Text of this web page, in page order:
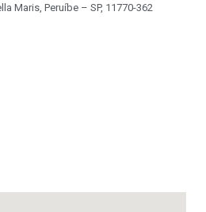
Maris, Peruíbe – SP, 11770-362